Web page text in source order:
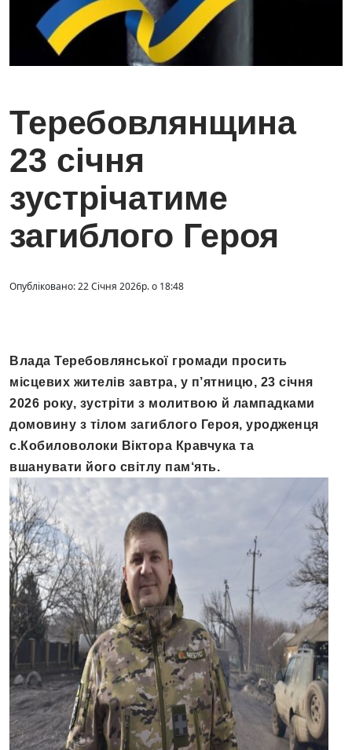
Теребовлянщина
23 січня
зустрічатиме
загиблого Героя
Опубліковано: 22 Січня 2026р. о 18:48
Влада Теребовлянської громади просить
місцевих жителів завтра, у п’ятницю, 23 січня
2026 року, зустріти з молитвою й лампадками
домовину з тілом загиблого Героя, уродженця
с.Кобиловолоки Віктора Кравчука та
вшанувати його світлу пам‘ять.